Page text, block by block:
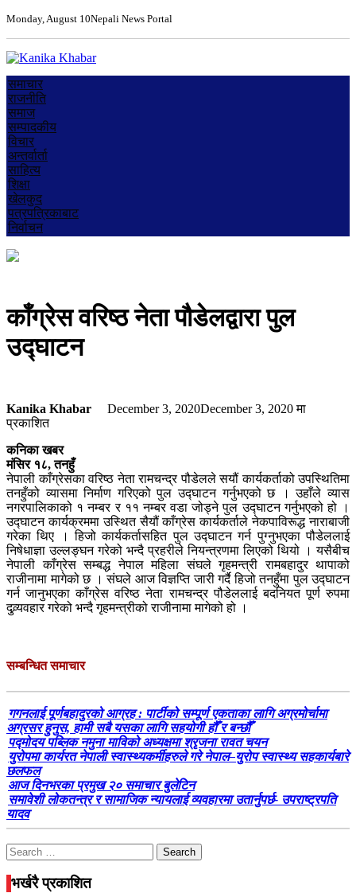
Monday, August 10Nepali News Portal
समाचार
राजनीति
समाज
सम्पादकीय
विचार
अन्तर्वार्ता
साहित्य
शिक्षा
खेलकुद
पत्रपत्रिकाबाट
निर्वाचन
काँग्रेस वरिष्ठ नेता पौडेलद्वारा पुल
उद्घाटन
Kanika Khabar December 3, 2020December 3, 2020मा
प्रकाशित
कनिका खबर
मंसिर १८, तनहुँ
नेपाली काँग्रेसका वरिष्ठ नेता रामचन्द्र पौडेलले सयौं कार्यकर्ताको उपस्थितिमा
तनहुँको व्यासमा निर्माण गरिएको पुल उद्घाटन गर्नुभएको छ । उहाँले व्यास
नगरपालिकाको १ नम्बर र ११ नम्बर वडा जोड्ने पुल उद्घाटन गर्नुभएको हो ।
उद्घाटन कार्यक्रममा उस्थित सैयौं काँग्रेस कार्यकर्ताले नेकपाविरूद्ध नाराबाजी
गरेका थिए । हिजो कार्यकर्तासहित पुल उद्घाटन गर्न पुग्नुभएका पौडेललाई
निषेधाज्ञा उल्लङ्घन गरेको भन्दै प्रहरीले नियन्त्रणमा लिएको थियो । यसैबीच
नेपाली काँग्रेस सम्बद्ध नेपाल महिला संघले गृहमन्त्री रामबहादुर थापाको
राजीनामा मागेको छ । संघले आज विज्ञप्ति जारी गर्दै हिजो तनहुँमा पुल उद्घाटन
गर्न जानुभएका काँग्रेस वरिष्ठ नेता रामचन्द्र पौडेललाई बदनियत पूर्ण रुपमा
दुव्र्यवहार गरेको भन्दै गृहमन्त्रीको राजीनामा मागेको हो ।
सम्बन्धित समाचार
गगनलाई पूर्णबहादुरको आग्रह : पार्टीको सम्पूर्ण एकताका लागि अग्रमोर्चामा
अग्रसर हुनुस, हामी सबै यसका लागि सहयोगी हौँ र बन्छौँ
पद्मोदय पब्लिक नमुना माविको अध्यक्षमा श्रृजना रावत चयन
युरोपमा कार्यरत नेपाली स्वास्थ्यकर्मीहरुले गरे नेपाल–युरोप स्वास्थ्य सहकार्यबारे
छलफल
आज दिनभरका प्रमुख २० समाचार बुलेटिन
समावेशी लोकतन्त्र र सामाजिक न्यायलाई व्यवहारमा उतार्नुपर्छ- उपराष्ट्रपति
यादव
Search
for:
भर्खरै प्रकाशित